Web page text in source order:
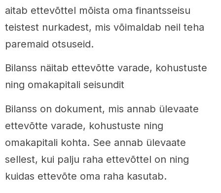
aitab ettevõttel mõista oma finantsseisu
teistest nurkadest, mis võimaldab neil teha
paremaid otsuseid.
Bilanss näitab ettevõtte varade, kohustuste
ning omakapitali seisundit
Bilanss on dokument, mis annab ülevaate
ettevõtte varade, kohustuste ning
omakapitali kohta. See annab ülevaate
sellest, kui palju raha ettevõttel on ning
kuidas ettevõte oma raha kasutab.